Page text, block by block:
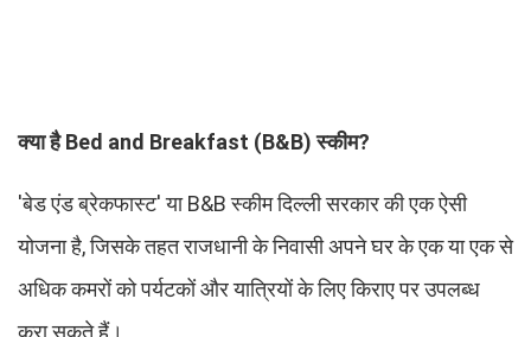
क्या है Bed and Breakfast (B&B) स्कीम?
'बेड एंड ब्रेकफास्ट' या B&B स्कीम दिल्ली सरकार की एक ऐसी
योजना है, जिसके तहत राजधानी के निवासी अपने घर के एक या एक से
अधिक कमरों को पर्यटकों और यात्रियों के लिए किराए पर उपलब्ध
करा सकते हैं।